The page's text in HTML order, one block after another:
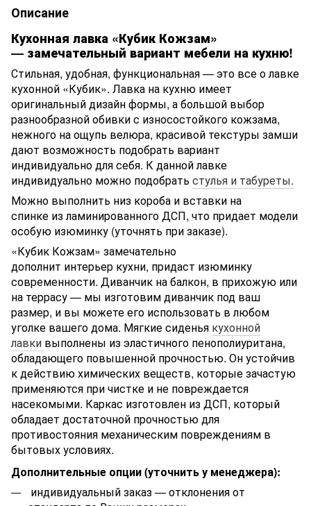
Описание
Кухонная лавка «Кубик Кожзам»
— замечательный вариант мебели на кухню!
Стильная, удобная, функциональная — это все о лавке
кухонной «Кубик». Лавка на кухню имеет
оригинальный дизайн формы, а большой выбор
разнообразной обивки с износостойкого кожзама,
нежного на ощупь велюра, красивой текстуры замши
дают возможность подобрать вариант
индивидуально для себя. К данной лавке
индивидуально можно подобрать стулья и табуреты.
Можно выполнить низ короба и вставки на
спинке из ламинированного ДСП, что придает модели
особую изюминку (уточнять при заказе).
«Кубик Кожзам» замечательно
дополнит интерьер кухни, придаст изюминку
современности. Диванчик на балкон, в прихожую или
на террасу — мы изготовим диванчик под ваш
размер, и вы можете его использовать в любом
уголке вашего дома. Мягкие сиденья кухонной
лавки выполнены из эластичного пенополиуритана,
обладающего повышенной прочностью. Он устойчив
к действию химических веществ, которые зачастую
применяются при чистке и не повреждается
насекомыми. Каркас изготовлен из ДСП, который
обладает достаточной прочностью для
противостояния механическим повреждениям в
бытовых условиях.
Дополнительные опции (уточнить у менеджера):
индивидуальный заказ — отклонения от